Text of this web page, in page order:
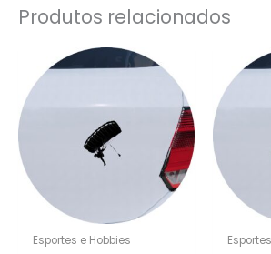
Produtos relacionados
Esportes e Hobbies